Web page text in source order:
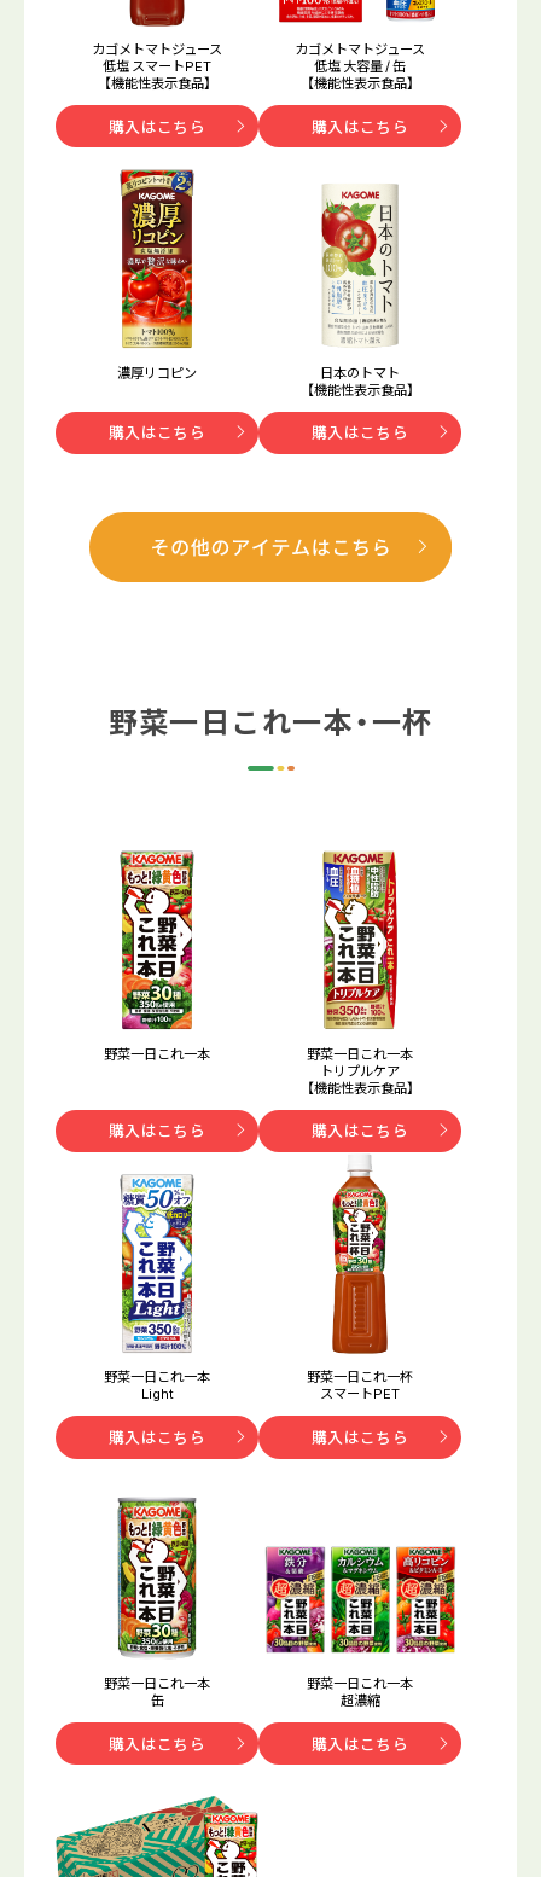
カゴメトマトジュース
低塩 スマートPET
【機能性表示食品】
購入はこちら
カゴメトマトジュース
低塩 大容量 / 缶
【機能性表示食品】
購入はこちら
濃厚リコピン
購入はこちら
日本のトマト
【機能性表示食品】
購入はこちら
野菜一日これ一本・一杯
野菜一日これ一本
購入はこちら
野菜一日これ一本
トリプルケア
【機能性表示食品】
購入はこちら
野菜一日これ一本
Light
購入はこちら
野菜一日これ一杯
スマートPET
購入はこちら
野菜一日これ一本
缶
購入はこちら
野菜一日これ一本
超濃縮
購入はこちら